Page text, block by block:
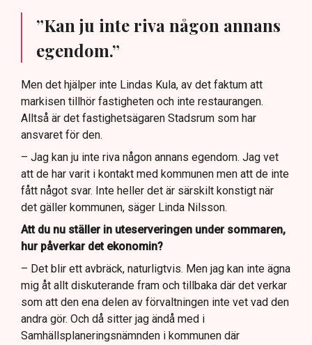
”Kan ju inte riva någon annans
egendom.”
Men det hjälper inte Lindas Kula, av det faktum att
markisen tillhör fastigheten och inte restaurangen.
Alltså är det fastighetsägaren Stadsrum som har
ansvaret för den.
– Jag kan ju inte riva någon annans egendom. Jag vet
att de har varit i kontakt med kommunen men att de inte
fått något svar. Inte heller det är särskilt konstigt när
det gäller kommunen, säger Linda Nilsson.
Att du nu ställer in uteserveringen under sommaren,
hur påverkar det ekonomin?
– Det blir ett avbräck, naturligtvis. Men jag kan inte ägna
mig åt allt diskuterande fram och tillbaka där det verkar
som att den ena delen av förvaltningen inte vet vad den
andra gör. Och då sitter jag ändå med i
Samhällsplaneringsnämnden i kommunen där